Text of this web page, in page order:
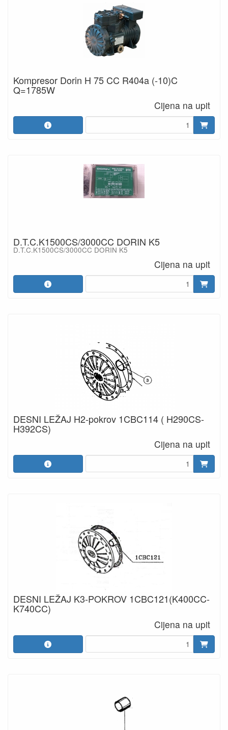
Kompresor Dorin H 75 CC R404a (-10)C
Q=1785W
Cijena na upit
D.T.C.K1500CS/3000CC DORIN K5
D.T.C.K1500CS/3000CC DORIN K5
Cijena na upit
DESNI LEŽAJ H2-pokrov 1CBC114 ( H290CS-
H392CS)
Cijena na upit
DESNI LEŽAJ K3-POKROV 1CBC121(K400CC-
K740CC)
Cijena na upit